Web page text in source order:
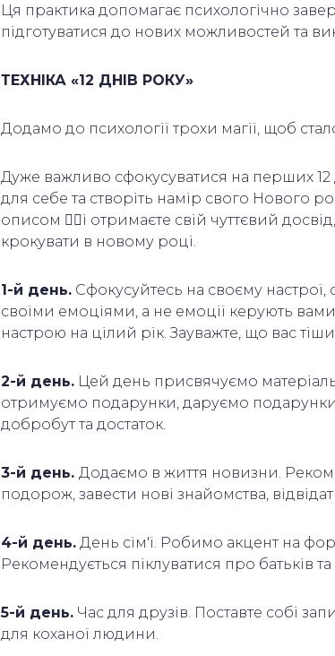
Ця практика допомагає психологічно
підготуватися до нових можливостей та
ТЕХНІКА «12 ДНІВ РОКУ»
Додамо до психології трохи магії, щоб
Дуже важливо сфокусуватися на перших
для себе та створіть намір свого Нового
описом 👇🏼і отримаєте свій чуттєвий
крокувати в новому році.
1-й день. Сфокусуйтесь на своєму
своїми емоціями, а не емоції керують
настрою на цілий рік. Зауважте, що вас
2-й день. Цей день присвячуємо
отримуємо подарунки, даруємо
добробут та достаток.
3-й день. Додаємо в життя новизни.
подорож, завести нові знайомства,
4-й день. День сім'ї. Робимо акцент на
Рекомендується піклуватися про батьків
5-й день. Час для друзів. Поставте собі
для коханої людини.